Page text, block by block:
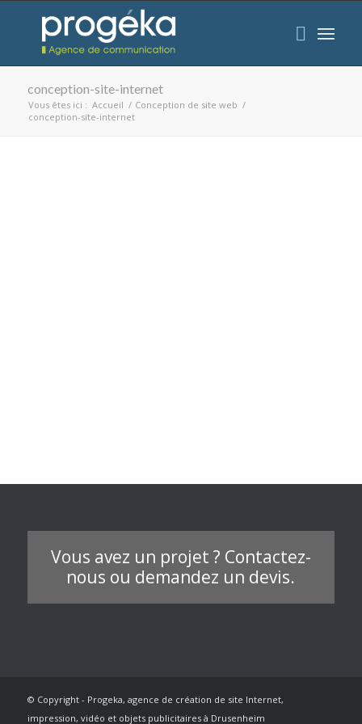
conception-site-internet
Vous êtes ici : Accueil / Conception de site web /
conception-site-internet
Vous avez un projet ? Contactez-
nous ou demandez un devis.
© Copyright - Progeka, agence de création de site Internet,
impression, vidéo et objets publicitaires à Drusenheim